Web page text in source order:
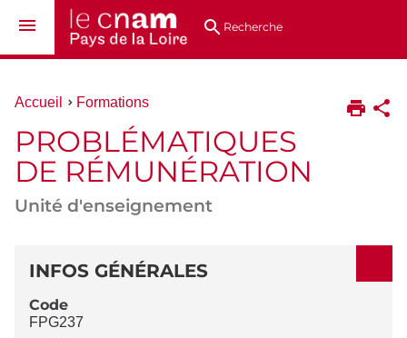
au
directsRecherche
Vous
ici :
Accueil Formations
PROBLÉMATIQUES
DE RÉMUNÉRATION
Unité d'enseignement
DÉTAILS
INFOS GÉNÉRALES
Code
FPG237